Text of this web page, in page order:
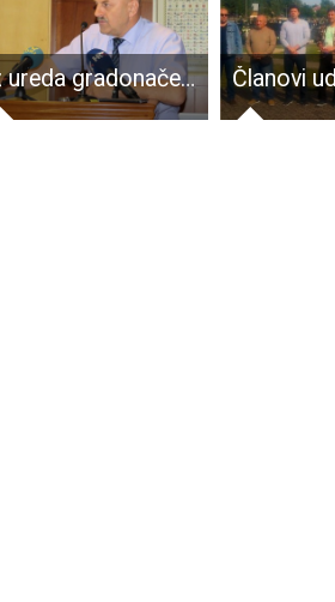
Iz ureda gradonačelnika oštro po “internet sekti”!